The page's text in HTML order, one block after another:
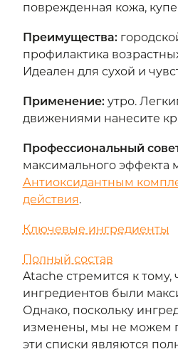
поврежденная кожа,
Преимущества:
профилактика
Идеален для сухой и
Применение:утро.
движениями нанесите
Профессиональный
максимального эффекта
Антиоксидантным
действия.
Ключевые ингредиенты
Полный состав
Atache стремится к тому,
ингредиентов были
Однако, поскольку
изменены, мы не можем
эти списки являются